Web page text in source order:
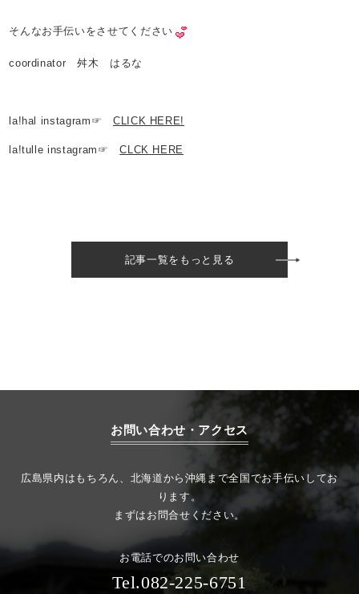
そんなお手伝いをさせてください
coordinator 舛木 はるな
la!hal instagram☞ CLICK HERE!
la!tulle instagram☞CLCK HERE
記事一覧をもっと見る
お問い合わせ・アクセス
広島県内はもちろん、北海道から沖縄まで全国でお手伝いしてお
ります。
まずはお問合せください。
お電話でのお問い合わせ
Tel.082-225-6751